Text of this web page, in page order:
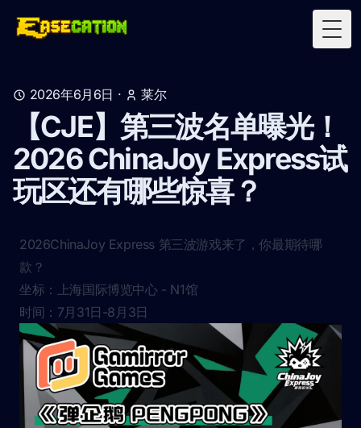
2026年6月6日 · 莱尔
【CJE】第三波名单曝光！
2026 ChinaJoy Express试
玩区还有哪些惊喜？
2026ChinaJoy Express 第三波游戏来了，你最期待哪
款？
坐标：上海国际博览中心 - N1馆
时间：7月31日-8月3日